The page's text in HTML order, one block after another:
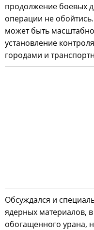
продолжение боевых
операции не
может быть
установление
городами и
Обсуждался и
ядерных материалов,
обогащенного урана,